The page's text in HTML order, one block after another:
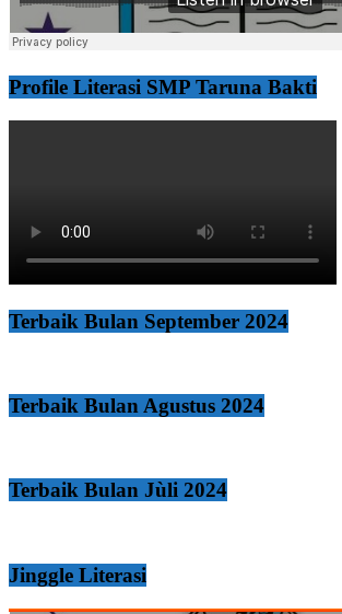
Profile Literasi SMP Taruna Bakti
Terbaik Bulan September 2024
Terbaik Bulan Agustus 2024
Terbaik Bulan Jùli 2024
Jinggle Literasi